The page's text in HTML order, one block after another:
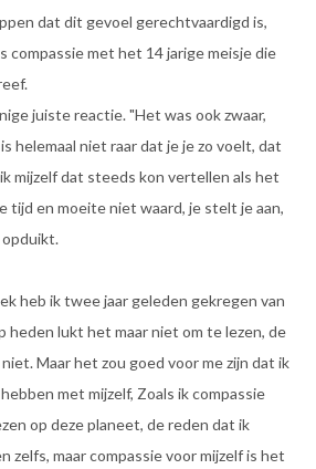
dat dit gevoel gerechtvaardigd is,
compassie met het 14 jarige meisje die
juiste reactie. "Het was ook zwaar,
helemaal niet raar dat je je zo voelt, dat
mijzelf dat steeds kon vertellen als het
tijd en moeite niet waard, je stelt je aan,
heb ik twee jaar geleden gekregen van
heden lukt het maar niet om te lezen, de
Maar het zou goed voor me zijn dat ik
met mijzelf, Zoals ik compassie
op deze planeet, de reden dat ik
zelfs, maar compassie voor mijzelf is het